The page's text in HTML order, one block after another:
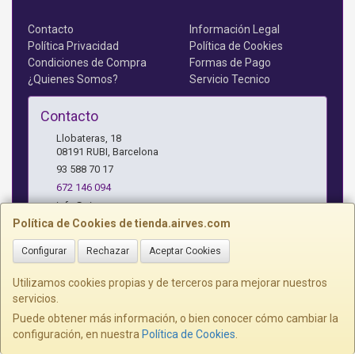
Política de Cookies de tienda.airves.com
Configurar Rechazar Aceptar Cookies
Utilizamos cookies propias y de terceros para mejorar nuestros
servicios.
Puede obtener más información, o bien conocer cómo cambiar la
configuración, en nuestra Política de Cookies
Contacto
Información Legal
Política Privacidad
Política de Cookies
Condiciones de Compra
Formas de Pago
¿Quienes Somos?
Servicio Tecnico
Contacto
Llobateras, 18
08191 RUBI, Barcelona
93 588 70 17
672 146 094
info@airves.com
Horario
Lunes a Jueves - 17 a 20 horas
, , , , España. - C.I.F.: B59366997 - Tfno: